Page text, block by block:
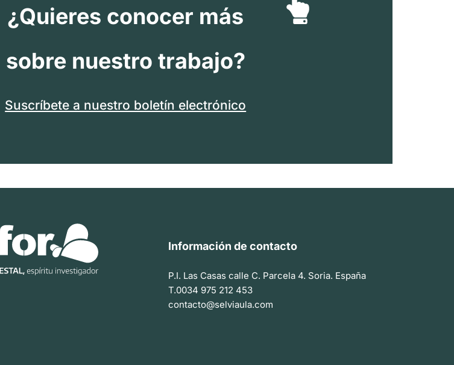
¿Quieres conocer más
sobre nuestro trabajo?
Suscríbete a nuestro boletín electrónico
Información de contacto
P.I. Las Casas calle C. Parcela 4. Soria. España
T.0034 975 212 453
contacto@selviaula.com